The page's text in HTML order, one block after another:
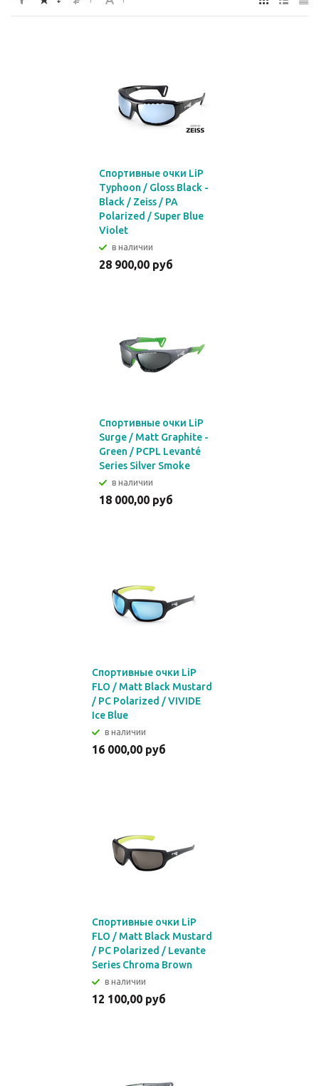
Спортивные очки LiP
Typhoon / Gloss Black -
Black / Zeiss / PA
Polarized / Super Blue
Violet
в наличии
28 900,00 руб
Спортивные очки LiP
Surge / Matt Graphite -
Green / PCPL Levanté
Series Silver Smoke
в наличии
18 000,00 руб
Спортивные очки LiP
FLO / Matt Black Mustard
/ PC Polarized / VIVIDE
Ice Blue
в наличии
16 000,00 руб
Спортивные очки LiP
FLO / Matt Black Mustard
/ PC Polarized / Levante
Series Chroma Brown
в наличии
12 100,00 руб